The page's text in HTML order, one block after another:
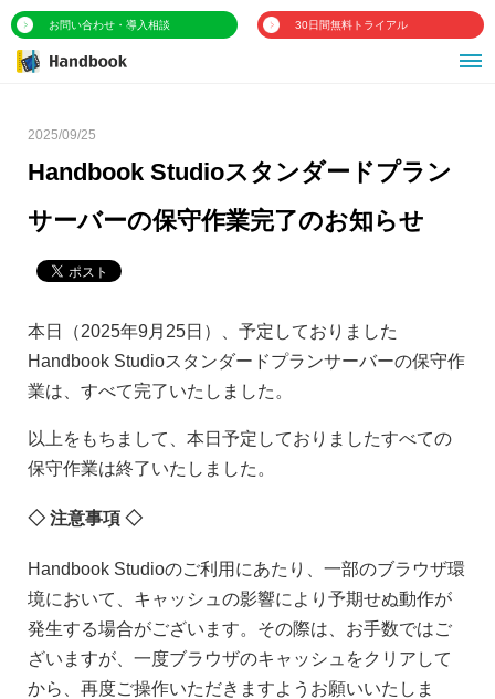
お問い合わせ・導入相談 30日間無料トライアル
2025/09/25
Handbook Studioスタンダードプラン
サーバーの保守作業完了のお知らせ
本日（2025年9月25日）、予定しておりました
Handbook Studioスタンダードプランサーバーの保守作
業は、すべて完了いたしました。
以上をもちまして、本日予定しておりましたすべての
保守作業は終了いたしました。
◇ 注意事項 ◇
Handbook Studioのご利用にあたり、一部のブラウザ環
境において、キャッシュの影響により予期せぬ動作が
発生する場合がございます。その際は、お手数ではご
ざいますが、一度ブラウザのキャッシュをクリアして
から、再度ご操作いただきますようお願いいたしま